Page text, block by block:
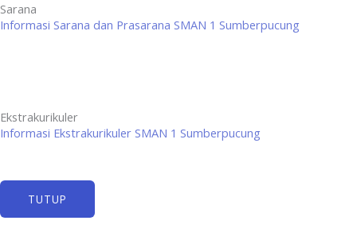
Sarana
Informasi Sarana dan Prasarana SMAN 1 Sumberpucung
Ekstrakurikuler
Informasi Ekstrakurikuler SMAN 1 Sumberpucung
TUTUP